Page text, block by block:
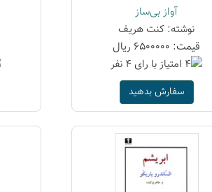
آواز بی‌ساز
نوشته: کنت هریف
قیمت: 6500000 ریال
سفارش بدهید